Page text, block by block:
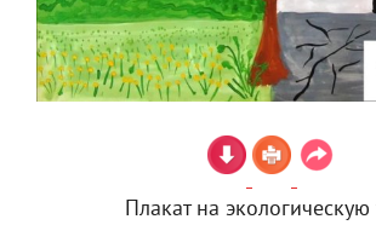
Плакат на экологическую